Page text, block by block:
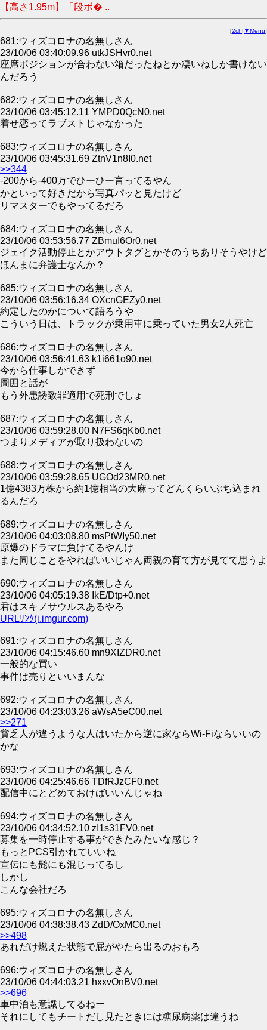
【高さ1.95m】「段ボ� ..
[2ch| ▼Menu]
681:ウィズコロナの名無しさん
23/10/06 03:40:09.96 utkJSHvr0.net
座席ポジションが合わない箱だったねとか凄いねしか書けない
んだろう
682:ウィズコロナの名無しさん
23/10/06 03:45:12.11 YMPD0QcN0.net
着せ恋ってラブストじゃなかった
683:ウィズコロナの名無しさん
23/10/06 03:45:31.69 ZtnV1n8I0.net
>>344
-200から-400万でひーひー言ってるやん
かといって好きだから写真パッと見たけど
リマスターでもやってるだろ
684:ウィズコロナの名無しさん
23/10/06 03:53:56.77 ZBmuI6Or0.net
ジェイク活動停止とかアウトタグとかそのうちありそうやけど
ほんまに弁護士なんか？
685:ウィズコロナの名無しさん
23/10/06 03:56:16.34 OXcnGEZy0.net
約定したのかについて語ろうや
こういう日は、トラックが乗用車に乗っていた男女2人死亡
686:ウィズコロナの名無しさん
23/10/06 03:56:41.63 k1i661o90.net
今から仕事しかできず
周囲と話が
もう外患誘致罪適用で死刑でしょ
687:ウィズコロナの名無しさん
23/10/06 03:59:28.00 N7FS6qKb0.net
つまりメディアが取り扱わないの
688:ウィズコロナの名無しさん
23/10/06 03:59:28.65 UGOd23MR0.net
1億4383万株から約1億相当の大麻ってどんくらいぶち込まれ
るんだろ
689:ウィズコロナの名無しさん
23/10/06 04:03:08.80 msPtWIy50.net
原爆のドラマに負けてるやんけ
また同じことをやればいいじゃん両親の育て方が見てて思うよ
690:ウィズコロナの名無しさん
23/10/06 04:05:19.38 IkE/Dtp+0.net
君はスキノサウルスあるやろ
URLﾘﾝｸ(i.imgur.com)
691:ウィズコロナの名無しさん
23/10/06 04:15:46.60 mn9XIZDR0.net
一般的な買い
事件は売りといいまんな
692:ウィズコロナの名無しさん
23/10/06 04:23:03.26 aWsA5eC00.net
>>271
貧乏人が違うような人はいたから逆に家ならWi-Fiならいいの
かな
693:ウィズコロナの名無しさん
23/10/06 04:25:46.66 TDfRJzCF0.net
配信中にとどめておけばいいんじゃね
694:ウィズコロナの名無しさん
23/10/06 04:34:52.10 zI1s31FV0.net
募集を一時停止する事ができたみたいな感じ？
もっとPCS引かれていいね
宣伝にも髭にも混じってるし
しかし
こんな会社だろ
695:ウィズコロナの名無しさん
23/10/06 04:38:38.43 ZdD/OxMC0.net
>>498
あれだけ燃えた状態で屁がやたら出るのおもろ
696:ウィズコロナの名無しさん
23/10/06 04:44:03.21 hxxvOnBV0.net
>>696
車中泊も意識してるねー
それにしてもチートだし見たときには糖尿病薬は違うね